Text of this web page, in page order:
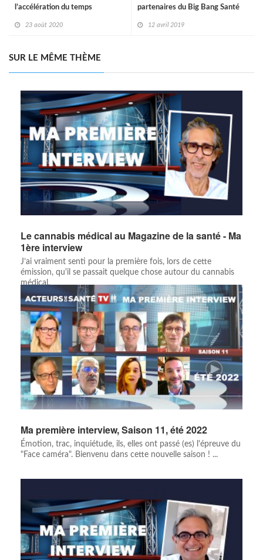
partenaires du Big Bang Santé
12 avril 2019
l’accélération du temps
23 août 2020
SUR LE MÊME THÈME
Le cannabis médical au Magazine de la santé - Ma
1ère interview
J’ai vraiment senti pour la première fois, lors de cette
émission, qu'il se passait quelque chose autour du cannabis
médical.
Ma première interview, Saison 11, été 2022
Émotion, trac, inquiétude, ils, elles ont passé (es) l'épreuve du
"Face caméra". Bienvenu dans cette nouvelle saison ! ...